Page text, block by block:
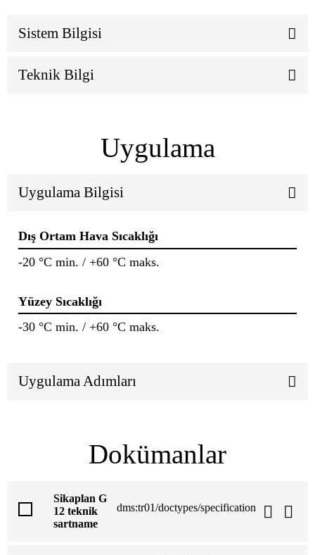
Sistem Bilgisi
Teknik Bilgi
Uygulama
Uygulama Bilgisi
Dış Ortam Hava Sıcaklığı
-20 °C min. / +60 °C maks.
Yüzey Sıcaklığı
-30 °C min. / +60 °C maks.
Uygulama Adımları
Dokümanlar
Sikaplan G
12 teknik
sartname
dms:tr01/doctypes/specification